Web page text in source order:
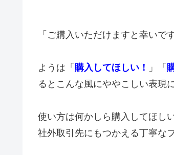
「ご購入いただけますと幸いで
ようは「 購入してほしい！ 」「
るとこんな風にややこしい表現
使い方は何かしら購入してほし
社外取引先にもつかえる丁寧な